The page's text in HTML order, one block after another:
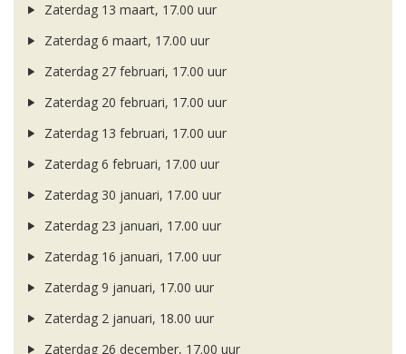
Zaterdag 13 maart, 17.00 uur
Zaterdag 6 maart, 17.00 uur
Zaterdag 27 februari, 17.00 uur
Zaterdag 20 februari, 17.00 uur
Zaterdag 13 februari, 17.00 uur
Zaterdag 6 februari, 17.00 uur
Zaterdag 30 januari, 17.00 uur
Zaterdag 23 januari, 17.00 uur
Zaterdag 16 januari, 17.00 uur
Zaterdag 9 januari, 17.00 uur
Zaterdag 2 januari, 18.00 uur
Zaterdag 26 december, 17.00 uur